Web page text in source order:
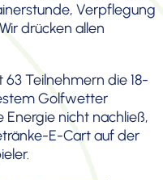
Verpfle­gung
drücken allen
63 Teilneh­mern die 18-
Golfwetter
nicht nachließ,
E-Cart auf der